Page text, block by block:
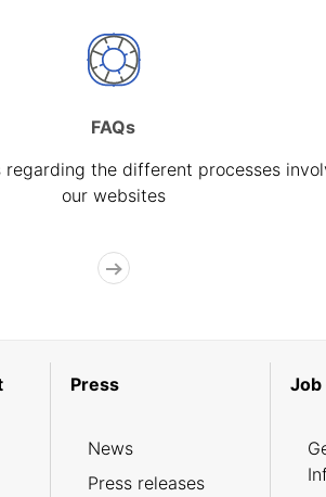
FAQs
regarding the different processes
our websites
Press
News
Press releases